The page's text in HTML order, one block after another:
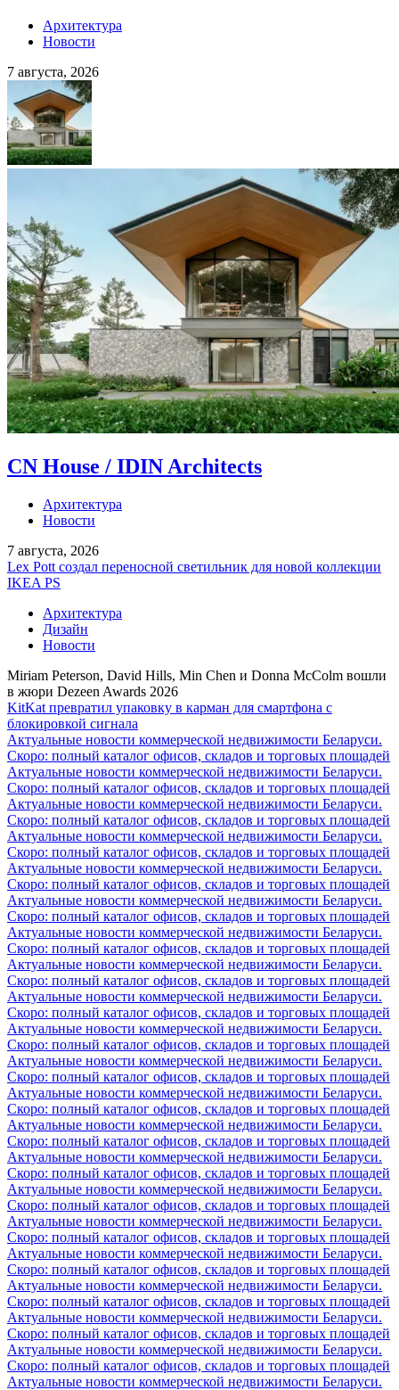
Архитектура
Новости
7 августа, 2026
CN House / IDIN Architects
Архитектура
Новости
7 августа, 2026
Lex Pott создал переносной светильник для новой коллекции
IKEA PS
Архитектура
Дизайн
Новости
Miriam Peterson, David Hills, Min Chen и Donna McColm вошли
в жюри Dezeen Awards 2026
KitKat превратил упаковку в карман для смартфона с
блокировкой сигнала
Актуальные новости коммерческой недвижимости Беларуси.
Скоро: полный каталог офисов, складов и торговых площадей
Актуальные новости коммерческой недвижимости Беларуси.
Скоро: полный каталог офисов, складов и торговых площадей
Актуальные новости коммерческой недвижимости Беларуси.
Скоро: полный каталог офисов, складов и торговых площадей
Актуальные новости коммерческой недвижимости Беларуси.
Скоро: полный каталог офисов, складов и торговых площадей
Актуальные новости коммерческой недвижимости Беларуси.
Скоро: полный каталог офисов, складов и торговых площадей
Актуальные новости коммерческой недвижимости Беларуси.
Скоро: полный каталог офисов, складов и торговых площадей
Актуальные новости коммерческой недвижимости Беларуси.
Скоро: полный каталог офисов, складов и торговых площадей
Актуальные новости коммерческой недвижимости Беларуси.
Скоро: полный каталог офисов, складов и торговых площадей
Актуальные новости коммерческой недвижимости Беларуси.
Скоро: полный каталог офисов, складов и торговых площадей
Актуальные новости коммерческой недвижимости Беларуси.
Скоро: полный каталог офисов, складов и торговых площадей
Актуальные новости коммерческой недвижимости Беларуси.
Скоро: полный каталог офисов, складов и торговых площадей
Актуальные новости коммерческой недвижимости Беларуси.
Скоро: полный каталог офисов, складов и торговых площадей
Актуальные новости коммерческой недвижимости Беларуси.
Скоро: полный каталог офисов, складов и торговых площадей
Актуальные новости коммерческой недвижимости Беларуси.
Скоро: полный каталог офисов, складов и торговых площадей
Актуальные новости коммерческой недвижимости Беларуси.
Скоро: полный каталог офисов, складов и торговых площадей
Актуальные новости коммерческой недвижимости Беларуси.
Скоро: полный каталог офисов, складов и торговых площадей
Актуальные новости коммерческой недвижимости Беларуси.
Скоро: полный каталог офисов, складов и торговых площадей
Актуальные новости коммерческой недвижимости Беларуси.
Скоро: полный каталог офисов, складов и торговых площадей
Актуальные новости коммерческой недвижимости Беларуси.
Скоро: полный каталог офисов, складов и торговых площадей
Актуальные новости коммерческой недвижимости Беларуси.
Скоро: полный каталог офисов, складов и торговых площадей
Актуальные новости коммерческой недвижимости Беларуси.